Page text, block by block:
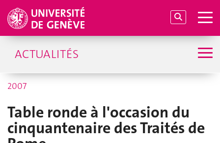
ACTUALITÉS
2007
Table ronde à l'occasion du
cinquantenaire des Traités de